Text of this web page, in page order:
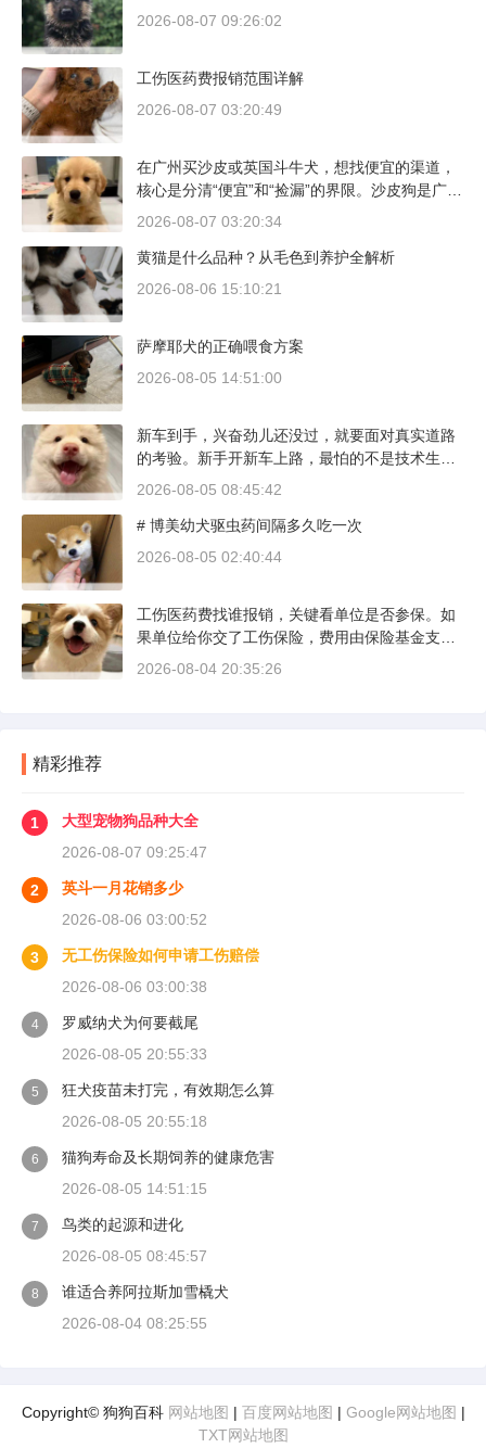
2026-08-07 09:26:02
工伤医药费报销范围详解
2026-08-07 03:20:49
在广州买沙皮或英国斗牛犬，想找便宜的渠道，
核心是分清“便宜”和“捡漏”的界限。沙皮狗是广东
本地犬种，价格比北方城市有优势；英国斗牛犬
方和真实价格区间。
2026-08-07 03:20:34
黄猫是什么品种？从毛色到养护全解析
2026-08-06 15:10:21
萨摩耶犬的正确喂食方案
2026-08-05 14:51:00
新车到手，兴奋劲儿还没过，就要面对真实道路
的考验。新手开新车上路，最怕的不是技术生
疏，而是对车况和路况的双重陌生。磨合期内，
不超过100公里，这不是老司机的保守，而是活
塞和气缸壁需要时间完成精细贴合。多数车型说
2026-08-05 08:45:42
# 博美幼犬驱虫药间隔多久吃一次
2026-08-05 02:40:44
工伤医药费找谁报销，关键看单位是否参保。如
果单位给你交了工伤保险，费用由保险基金支
付；要是单位没参保，那就由单位自己掏钱。很
2026-08-04 20:35:26
精彩推荐
1
大型宠物狗品种大全
2026-08-07 09:25:47
2
英斗一月花销多少
2026-08-06 03:00:52
3
无工伤保险如何申请工伤赔偿
2026-08-06 03:00:38
4
罗威纳犬为何要截尾
2026-08-05 20:55:33
5
狂犬疫苗未打完，有效期怎么算
2026-08-05 20:55:18
6
猫狗寿命及长期饲养的健康危害
2026-08-05 14:51:15
7
鸟类的起源和进化
2026-08-05 08:45:57
8
谁适合养阿拉斯加雪橇犬
2026-08-04 08:25:55
Copyright© 狗狗百科 网站地图 | 百度网站地图 | Google网站地图 |
TXT网站地图